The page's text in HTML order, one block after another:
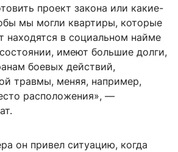
проект закона или какие-
мы могли квартиры, которые
находятся в социальном найме
имеют большие долги,
боевых действий,
травмы, меняя, например,
расположения», —
он привел ситуацию, когда